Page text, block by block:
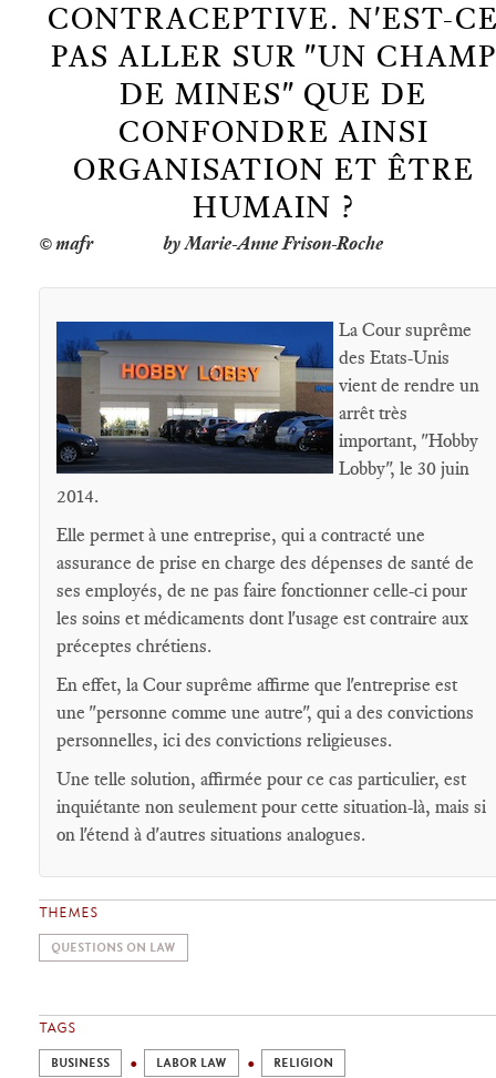
CONTRACEPTIVE. N'EST-
PAS ALLER SUR "UN CHAMP
DE MINES" QUE DE
CONFONDRE AINSI
ORGANISATION ET ÊTRE
HUMAIN ?
by Marie-Anne Frison-Roche
La Cour suprême
des Etats-Unis
vient de rendre un
arrêt très
important, "Hobby
Lobby", le 30 juin
2014.
Elle permet à une entreprise, qui a contracté une
assurance de prise en charge des dépenses de santé de
ses employés, de ne pas faire fonctionner celle-ci pour
les soins et médicaments dont l'usage est contraire aux
préceptes chrétiens.
En effet, la Cour suprême affirme que l'entreprise est
une "personne comme une autre", qui a des convictions
personnelles, ici des convictions religieuses.
Une telle solution, affirmée pour ce cas particulier, est
inquiétante non seulement pour cette situation-là, mais si
on l'étend à d'autres situations analogues.
THEMES
QUESTIONS ON LAW
TAGS
BUSINESS LABOR LAW RELIGION